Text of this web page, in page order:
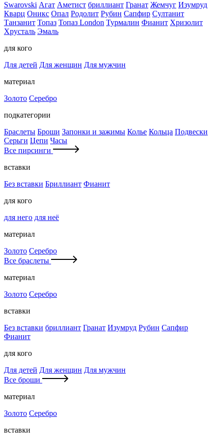
Swarovski Агат Аметист бриллиант Гранат Жемчуг Изумруд
Кварц Оникс Опал Родолит Рубин Сапфир Султанит
Танзанит Топаз Топаз London Турмалин Фианит Хризолит
Хрусталь Эмаль
для кого
Для детей Для женщин Для мужчин
материал
Золото Серебро
подкатегории
Браслеты Броши Запонки и зажимы Колье Кольца Подвески
Серьги Цепи Часы
Все пирсинги
вставки
Без вставки Бриллиант Фианит
для кого
для него для неё
материал
Золото Серебро
Все браслеты
материал
Золото Серебро
вставки
Без вставки бриллиант Гранат Изумруд Рубин Сапфир
Фианит
для кого
Для детей Для женщин Для мужчин
Все броши
материал
Золото Серебро
вставки